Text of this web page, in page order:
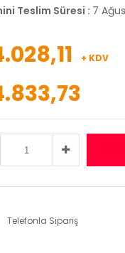
Teslim Süresi : 7
+ KDV
Telefonla Sipariş